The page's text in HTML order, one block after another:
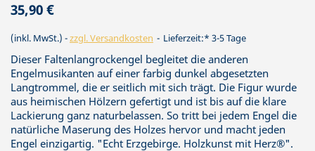
35,90 €
(inkl. MwSt.) zzgl. Versandkosten Lieferzeit:* 3-5 Tage
Dieser Faltenlangrockengel begleitet die anderen
Engelmusikanten auf einer farbig dunkel abgesetzten
Langtrommel, die er seitlich mit sich trägt. Die Figur wurde
aus heimischen Hölzern gefertigt und ist bis auf die klare
Lackierung ganz naturbelassen. So tritt bei jedem Engel die
natürliche Maserung des Holzes hervor und macht jeden
Engel einzigartig. "Echt Erzgebirge. Holzkunst mit Herz®".